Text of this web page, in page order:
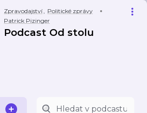
Zpravodajství, Politické zprávy
Patrick Pizinger
Podcast Od stolu